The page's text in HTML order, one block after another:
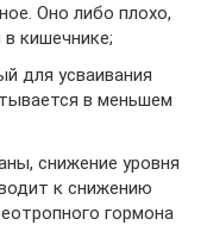
Оно либо плохо,
кишечнике;
для усваивания
в меньшем
снижение уровня
к снижению
гормона